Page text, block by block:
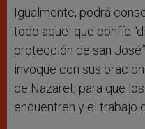
Igualmente, podrá
todo aquel que confíe
protección de san
invoque con sus
de Nazaret, para que
encuentren y el trabajo